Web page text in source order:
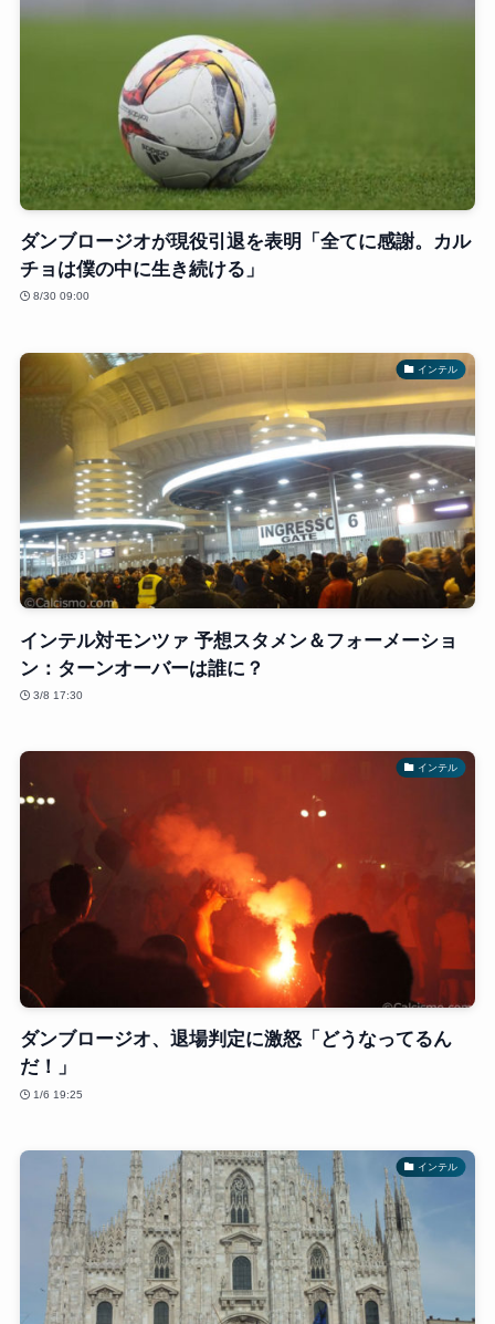
ダンブロージオが現役引退を表明「全てに感謝。カル
チョは僕の中に生き続ける」
8/30 09:00
インテル
インテル対モンツァ 予想スタメン＆フォーメーショ
ン：ターンオーバーは誰に？
3/8 17:30
インテル
ダンブロージオ、退場判定に激怒「どうなってるん
だ！」
1/6 19:25
インテル